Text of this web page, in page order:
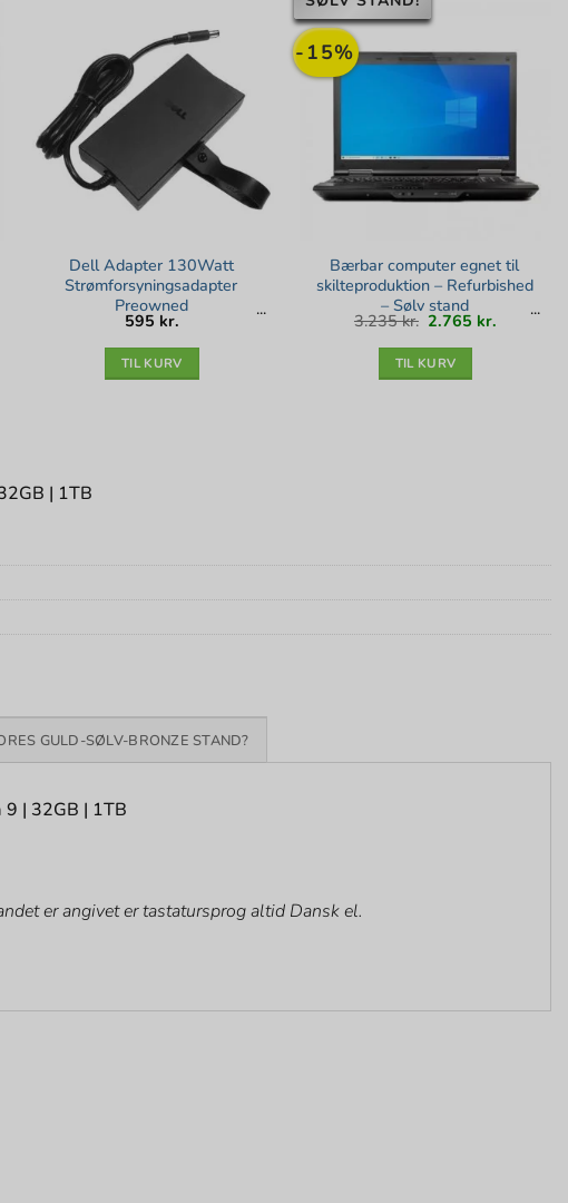
Dell Adapter 130Watt
Strømforsyningsadapter
Preowned
595 kr.
TIL KURV
-15%
Bærbar computer egnet til
skilteproduktion – Refurbished
– Sølv stand
3.235kr. Den
oprindelige
pris
2.765 kr.
TIL KURV
| 1TB
GULD-SØLV-BRONZE STAND?
| 32GB | 1TB
er angivet er tastatursprog altid Dansk el.